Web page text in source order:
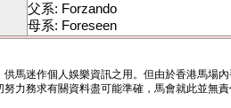
父系: Forzando
母系: Foreseen
馬迷作個人娛樂資訊之用。但由於香港馬場
力務求有關資料盡可能準確，馬會就此並無